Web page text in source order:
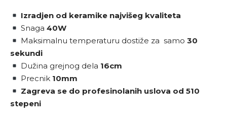
Izradjen od keramike najvišeg kvaliteta
Snaga 40W
Maksimalnu temperaturu dostiže za samo30
sekundi
Dužina grejnog dela 16cm
Precnik 10mm
Zagreva se do profesinolanih uslova od 510
stepeni